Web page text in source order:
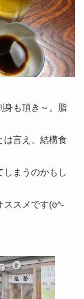
身も頂き～。脂
は言え、結構食
しまうのかもし
スメです(o^-